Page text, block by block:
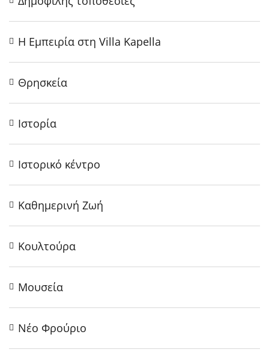
Η Εμπειρία στη Villa Kapella
Θρησκεία
Ιστορία
Ιστορικό κέντρο
Καθημερινή Ζωή
Κουλτούρα
Μουσεία
Νέο Φρούριο